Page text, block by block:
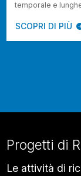
temporale e
SCOPRI DI PIÙ
Progetti di
Le attività di